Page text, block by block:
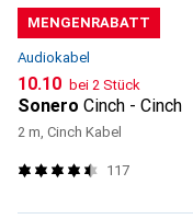
MENGENRABATT
Audiokabel
CHF
10.10 bei 2 Stück
Sonero Cinch - Cinch
2 m, Cinch Kabel
117